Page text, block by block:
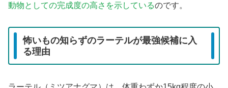
動物としての完成度の高さを示しているのです。
怖いもの知らずのラーテルが最強候補に入
る理由